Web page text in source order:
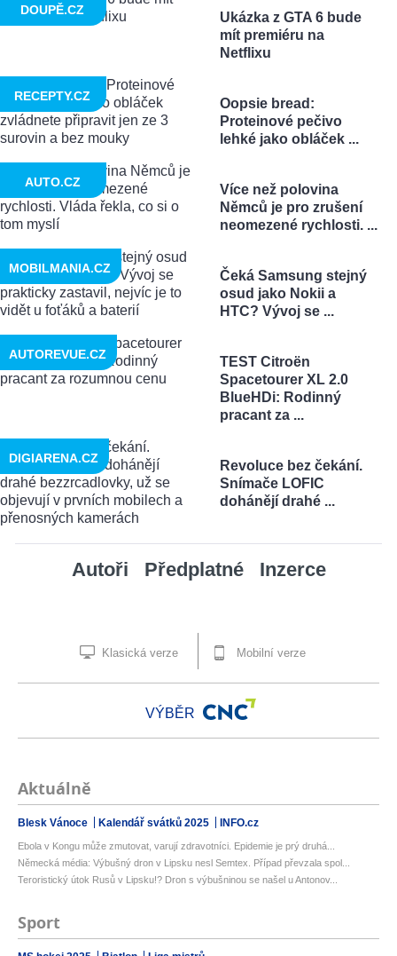
Ukázka z GTA 6 bude
mít premiéru na
Netflixu
DOUPĚ.CZ
Oopsie bread:
Proteinové pečivo
lehké jako obláček ...
RECEPTY.CZ
Více než polovina
Němců je pro zrušení
neomezené rychlosti. ...
AUTO.CZ
Čeká Samsung stejný
osud jako Nokii a
HTC? Vývoj se ...
MOBILMANIA.CZ
TEST Citroën
Spacetourer XL 2.0
BlueHDi: Rodinný
pracant za ...
AUTOREVUE.CZ
Revoluce bez čekání.
Snímače LOFIC
dohánějí drahé ...
DIGIARENA.CZ
Autoři Předplatné Inzerce
Klasická verze Mobilní verze
VÝBĚR
Aktuálně
Blesk Vánoce Kalendář svátků 2025 INFO.cz
Ebola v Kongu může zmutovat, varují zdravotníci. Epidemie je prý druhá...
Německá média: Výbušný dron v Lipsku nesl Semtex. Případ převzala spol...
Teroristický útok Rusů v Lipsku!? Dron s výbušninou se našel u Antonov...
Sport